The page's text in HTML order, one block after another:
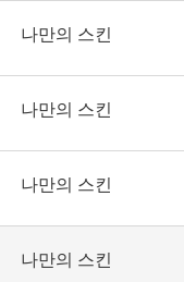
나만의 스킨
나만의 스킨
나만의 스킨
나만의 스킨